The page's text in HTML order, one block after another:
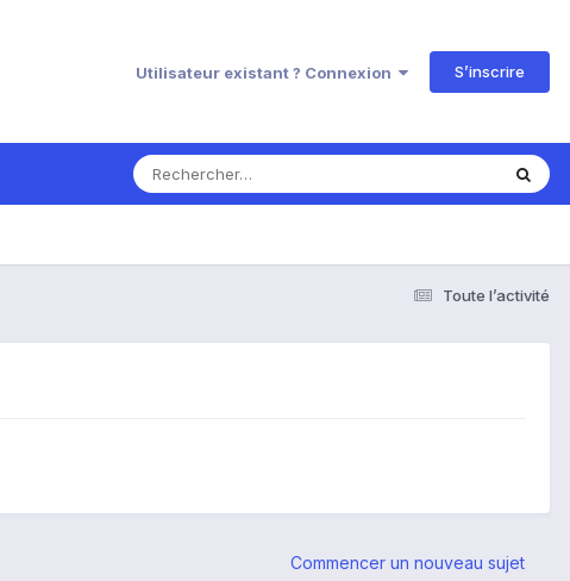
Utilisateur existant ? Connexion S’inscrire
Toute l’activité
Commencer un nouveau sujet